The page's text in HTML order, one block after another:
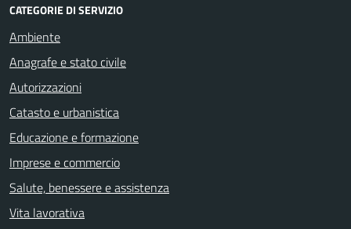
CATEGORIE DI SERVIZIO
Ambiente
Anagrafe e stato civile
Autorizzazioni
Catasto e urbanistica
Educazione e formazione
Imprese e commercio
Salute, benessere e assistenza
Vita lavorativa